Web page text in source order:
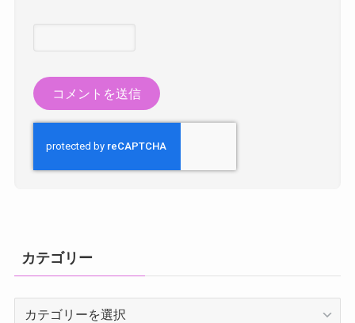
カテゴリー